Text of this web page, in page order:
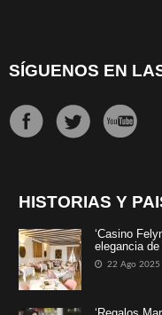
SÍGUENOS EN
HISTORIAS Y
‘Casino
elegancia de
22 Ago 2025